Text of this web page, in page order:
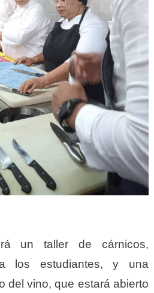
un taller de cárnicos,
los estudiantes, y una
del vino, que estará abierto